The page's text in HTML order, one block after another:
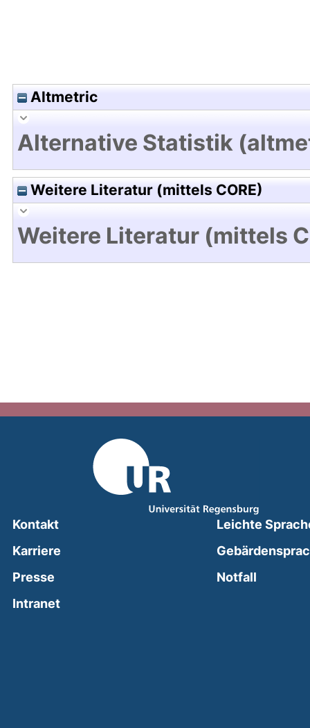
Altmetric
Alternative Statistik
Weitere Literatur (mittels CORE)
Weitere Literatur (mittels
Kontakt
Karriere
Presse
Intranet(external link, opens in a new window)
Leichte
Notfall